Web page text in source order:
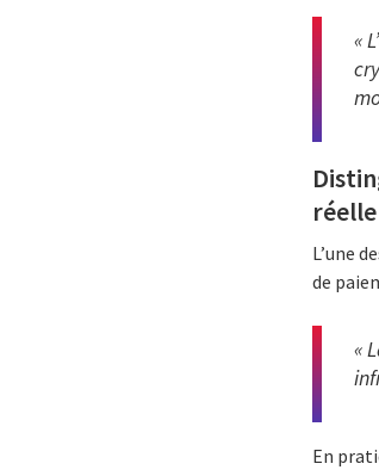
«
réelle
L’une
de
«
En